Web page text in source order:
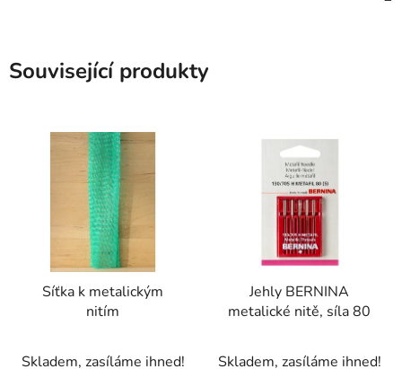
Související produkty
Síťka k metalickým
nitím
Skladem, zasíláme ihned!
Jehly BERNINA
metalické nitě, síla 80
Skladem, zasíláme ihned!